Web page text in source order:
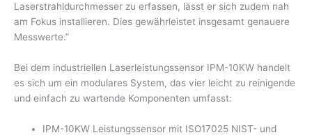
Laserstrahldurchmesser zu erfassen, lässt er sich zudem nah
am Fokus installieren. Dies gewährleistet insgesamt genauere
Messwerte.”
Bei dem industriellen Laserleistungssensor IPM-10KW handelt
es sich um ein modulares System, das vier leicht zu reinigende
und einfach zu wartende Komponenten umfasst:
IPM-10KW Leistungssensor mit ISO17025 NIST- und